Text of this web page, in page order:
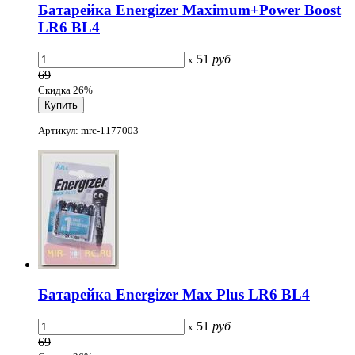
Батарейка Energizer Maximum+Power Boost
LR6 BL4
x 51 руб
69
Скидка 26%
Артикул: mrc-1177003
Батарейка Energizer Max Plus LR6 BL4
x 51 руб
69